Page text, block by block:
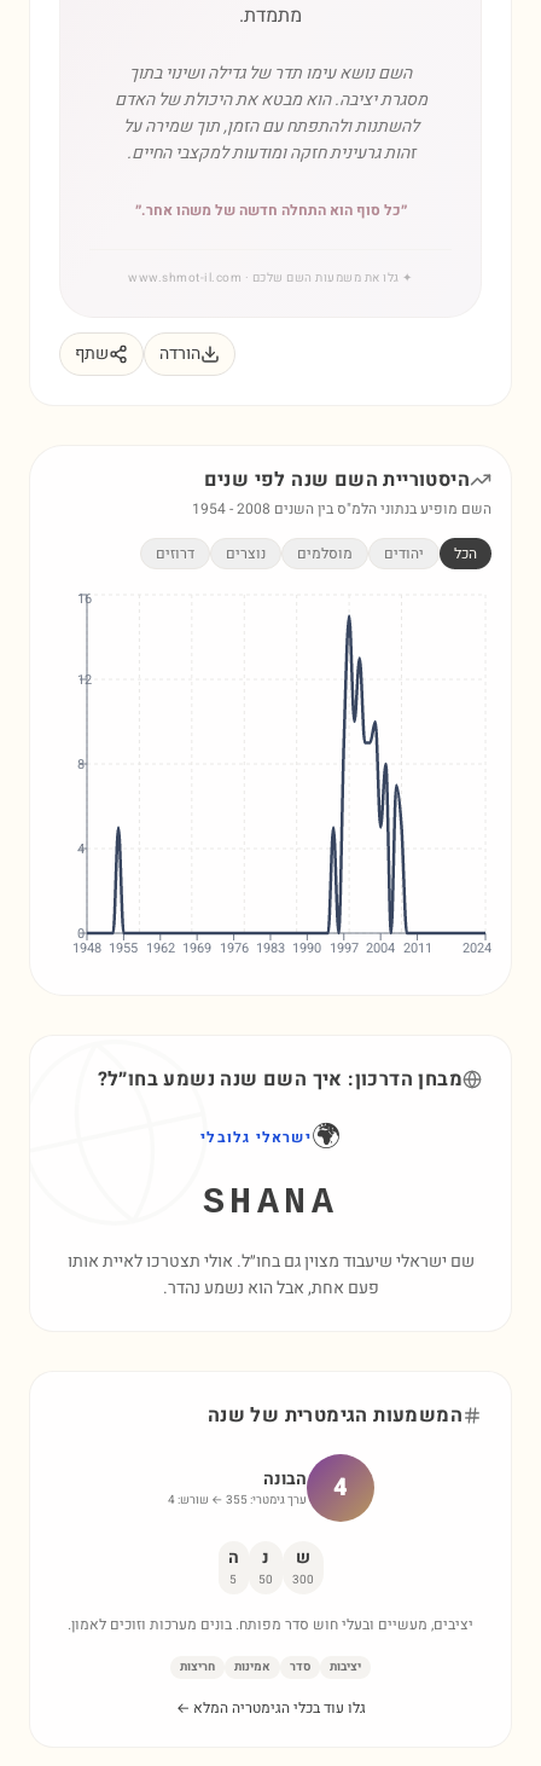
מתמדת.
השם נושא עימו תדר של גדילה ושינוי בתוך
מסגרת יציבה. הוא מבטא את היכולת של האדם
להשתנות ולהתפתח עם הזמן, תוך שמירה על
זהות גרעינית חזקה ומודעות למקצבי החיים.
״כל סוף הוא התחלה חדשה של משהו אחר.״
✦ גלו את משמעות השם שלכם · www.shmot-il.com
הורדה שתף
היסטוריית השם שנה לפי שנים
השם מופיע בנתוני הלמ"ס בין השנים 1954-2008
הכל יהודים מוסלמים נוצרים דרוזים
1948 1955 1962 1969 1976 1983 1990 1997 2004 2011 2024
0
4
8
12
16
מבחן הדרכון: איך השם שנה נשמע בחו״ל?
🌍ישראלי גלובלי
SHANA
שם ישראלי שיעבוד מצוין גם בחו״ל. אולי תצטרכו לאיית אותו
פעם אחת, אבל הוא נשמע נהדר.
המשמעות הגימטרית של שנה
4 הבונה
ערך גימטרי: 355 ← שורש: 4
ש
300
נ
50
ה
5
יציבים, מעשיים ובעלי חוש סדר מפותח. בונים מערכות וזוכים לאמון.
יציבות סדר אמינות חריצות
גלו עוד בכלי הגימטריה המלא ←